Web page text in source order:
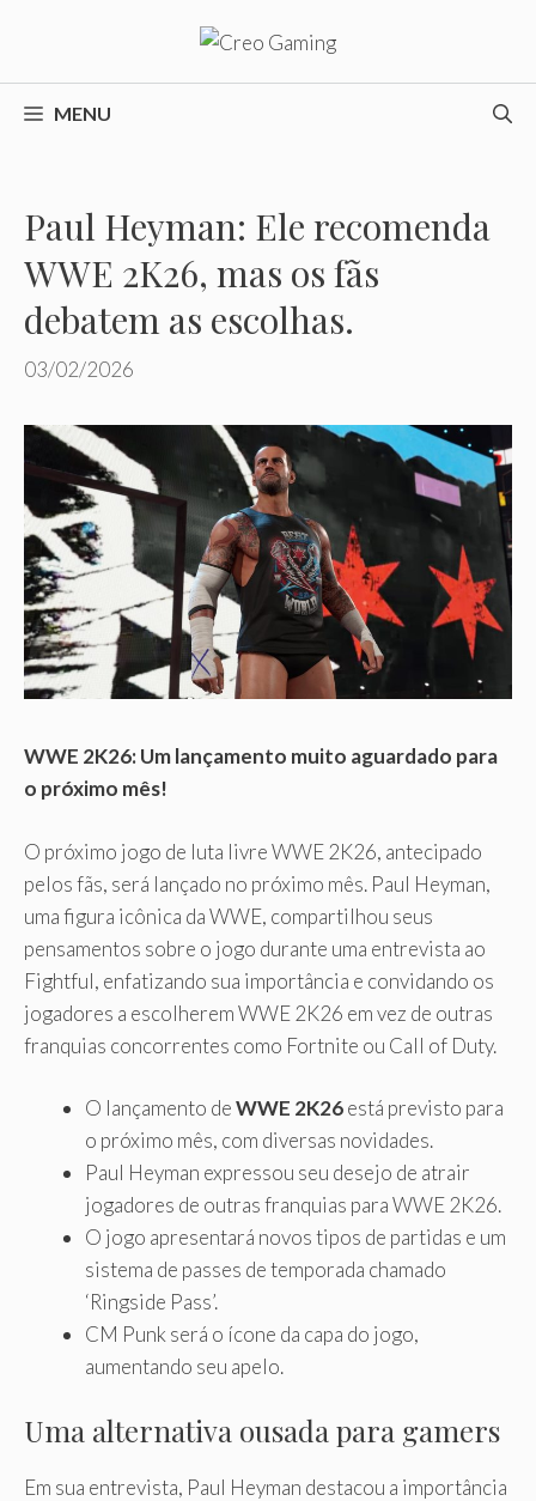
o
conteúdoMENU
Paul Heyman: Ele recomenda
WWE 2K26, mas os fãs
debatem as escolhas.
03/02/2026
WWE 2K26: Um lançamento muito aguardado para
o próximo mês!
O próximo jogo de luta livre WWE 2K26, antecipado
pelos fãs, será lançado no próximo mês. Paul Heyman,
uma figura icônica da WWE, compartilhou seus
pensamentos sobre o jogo durante uma entrevista ao
Fightful, enfatizando sua importância e convidando os
jogadores a escolherem WWE 2K26 em vez de outras
franquias concorrentes como Fortnite ou Call of Duty.
O lançamento deWWE 2K26está previsto para
o próximo mês, com diversas novidades.
Paul Heyman expressou seu desejo de atrair
jogadores de outras franquias para WWE 2K26.
O jogo apresentará novos tipos de partidas e um
sistema de passes de temporada chamado
‘Ringside Pass’.
CM Punk será o ícone da capa do jogo,
aumentando seu apelo.
Uma alternativa ousada para gamers
Em sua entrevista, Paul Heyman destacou a importância